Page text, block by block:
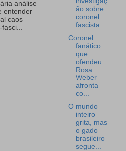
análise
entender
caos
ão sobre
coronel
fascista ...
Coronel
fanático
que
ofendeu
Rosa
Weber
afronta
co...
O mundo
inteiro
grita, mas
o gado
brasileiro
segue...